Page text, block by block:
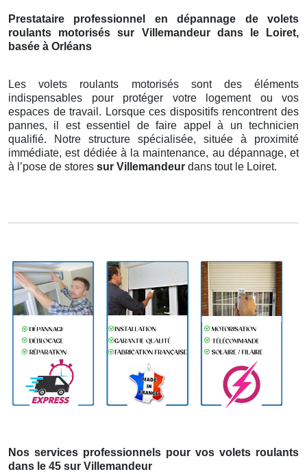
Prestataire professionnel en dépannage de volets
roulants motorisés sur Villemandeur dans le Loiret,
basée à Orléans
Les volets roulants motorisés sont des éléments
indispensables pour protéger votre logement ou vos
espaces de travail. Lorsque ces dispositifs rencontrent des
pannes, il est essentiel de faire appel à un technicien
qualifié. Notre structure spécialisée, située à proximité
immédiate, est dédiée à la maintenance, au dépannage, et
à l’pose de stores sur Villemandeur dans tout le Loiret.
Nos services professionnels pour vos volets roulants
dans le 45 sur Villemandeur